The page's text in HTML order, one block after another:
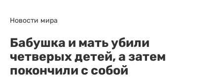
Новости мира
Бабушка и мать убили
четверых детей, а затем
покончили с собой